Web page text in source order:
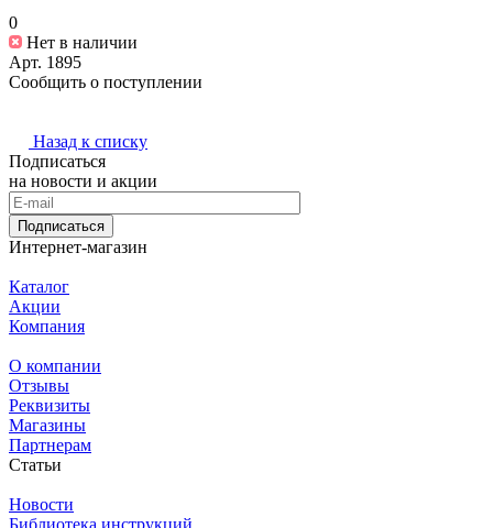
0
Нет в наличии
Арт. 1895
Сообщить о поступлении
Назад к списку
Подписаться
на новости и акции
Подписаться
Интернет-магазин
Каталог
Акции
Компания
О компании
Отзывы
Реквизиты
Магазины
Партнерам
Статьи
Новости